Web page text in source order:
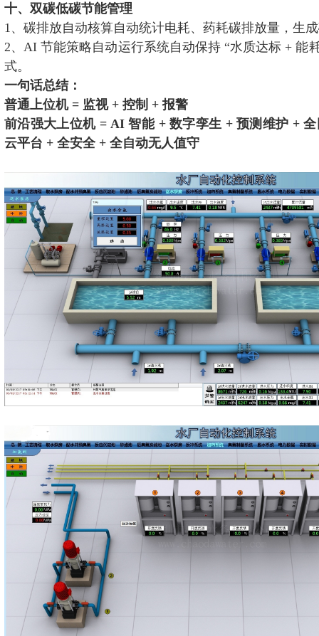
十、双碳低碳节能管理
1、碳排放自动核算自动统计电耗、药耗碳排放量，生
2、AI 节能策略自动运行系统自动保持 “水质达标 + 能
式。
一句话总结：
普通上位机 = 监视 + 控制 + 报警
前沿强大上位机 = AI 智能 + 数字孪生 + 预测维护 +
云平台 + 全安全 + 全自动无人值守